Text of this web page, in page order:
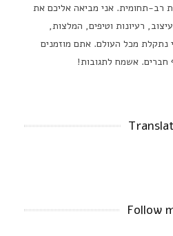
רב-תחומית. אני מביאה אליכם את
רעיונות וטיפים, המלצות,
נתקלת מכל העולם. אתם מוזמנים
אשמח לתגובות!
Follow